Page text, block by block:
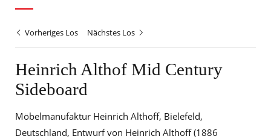
Vorheriges Los Nächstes Los
Heinrich Althof Mid Century
Sideboard
Möbelmanufaktur Heinrich Althoff, Bielefeld,
Deutschland, Entwurf von Heinrich Althoff (1886